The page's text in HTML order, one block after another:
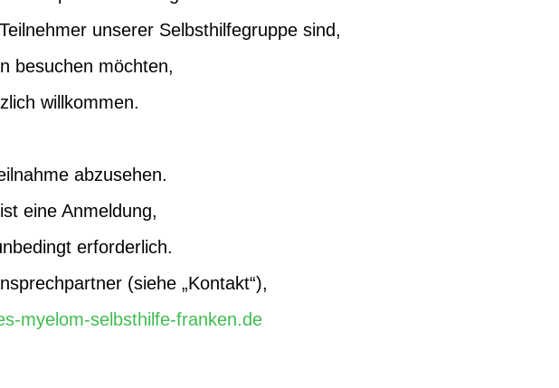
unserer Selbsthilfegruppe sind,
besuchen möchten,
willkommen.
abzusehen.
eine Anmeldung,
erforderlich.
(siehe „Kontakt“),
myelom-selbsthilfe-franken.de